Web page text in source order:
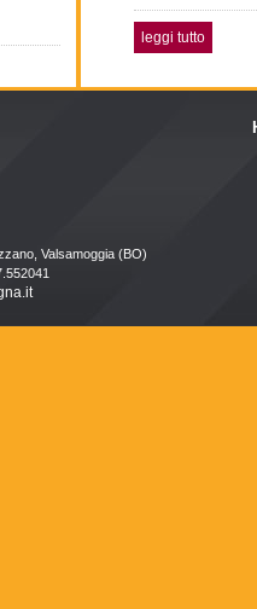
leggi tutto
Valsamoggia (BO)